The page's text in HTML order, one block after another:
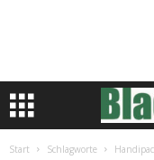
Start Schlagworte